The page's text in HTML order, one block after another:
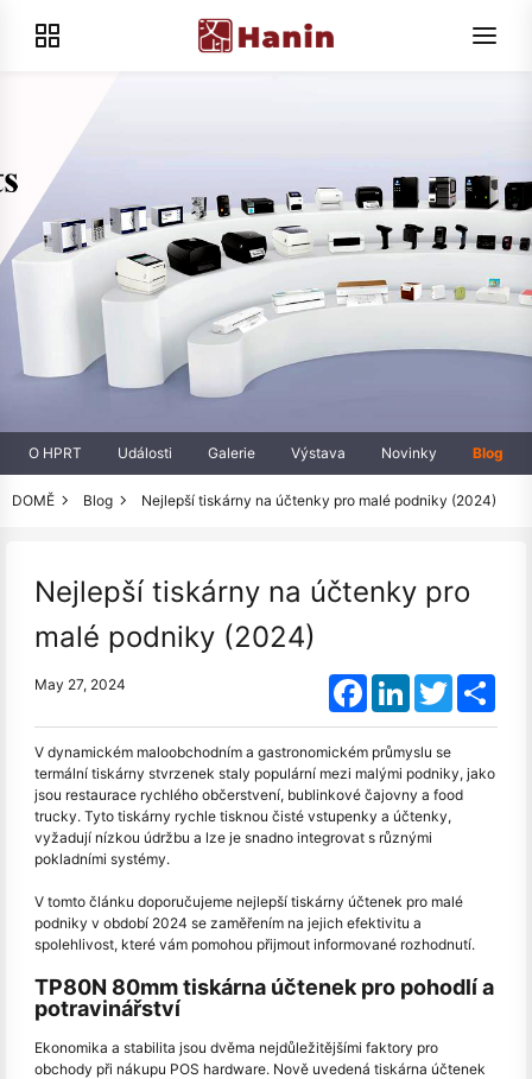
O HPRT Události Galerie Výstava Novinky Blog
DOMĚ Blog Nejlepší tiskárny na účtenky pro malé podniky (2024)
Nejlepší tiskárny na účtenky pro
malé podniky (2024)
May 27, 2024 FacebookLinkedInTwitter
V dynamickém maloobchodním a gastronomickém průmyslu se
termální tiskárny stvrzenek staly populární mezi malými podniky, jako
jsou restaurace rychlého občerstvení, bublinkové čajovny a food
trucky. Tyto tiskárny rychle tisknou čisté vstupenky a účtenky,
vyžadují nízkou údržbu a lze je snadno integrovat s různými
pokladními systémy.
V tomto článku doporučujeme nejlepší tiskárny účtenek pro malé
podniky v období 2024 se zaměřením na jejich efektivitu a
spolehlivost, které vám pomohou přijmout informované rozhodnutí.
TP80N 80mm tiskárna účtenek pro pohodlí a
potravinářství
Ekonomika a stabilita jsou dvěma nejdůležitějšími faktory pro
obchody při nákupu POS hardware. Nově uvedená tiskárna účtenek